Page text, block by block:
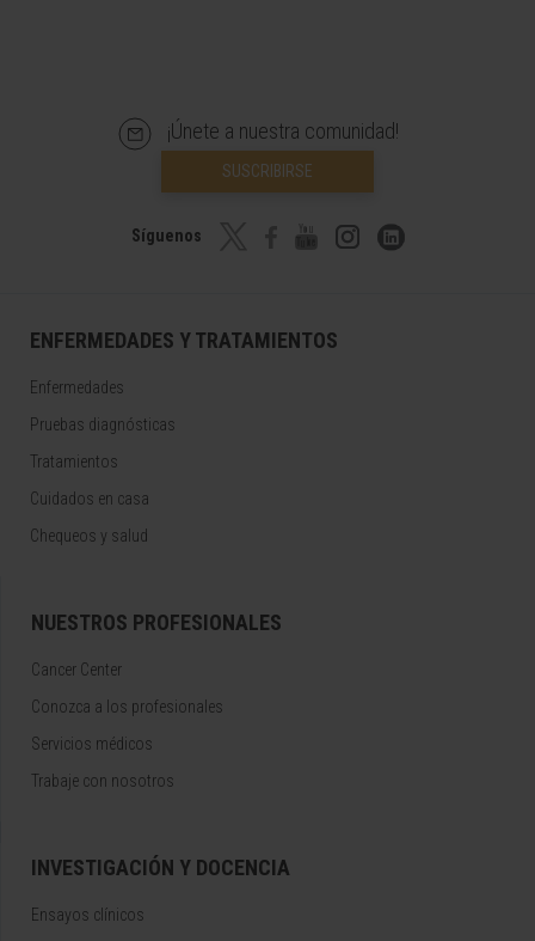
¡Únete a nuestra comunidad!
SUSCRIBIRSE
Síguenos
ENFERMEDADES Y TRATAMIENTOS
Enfermedades
Pruebas diagnósticas
Tratamientos
Cuidados en casa
Chequeos y salud
NUESTROS PROFESIONALES
Cancer Center
Conozca a los profesionales
Servicios médicos
Trabaje con nosotros
INVESTIGACIÓN Y DOCENCIA
Ensayos clínicos